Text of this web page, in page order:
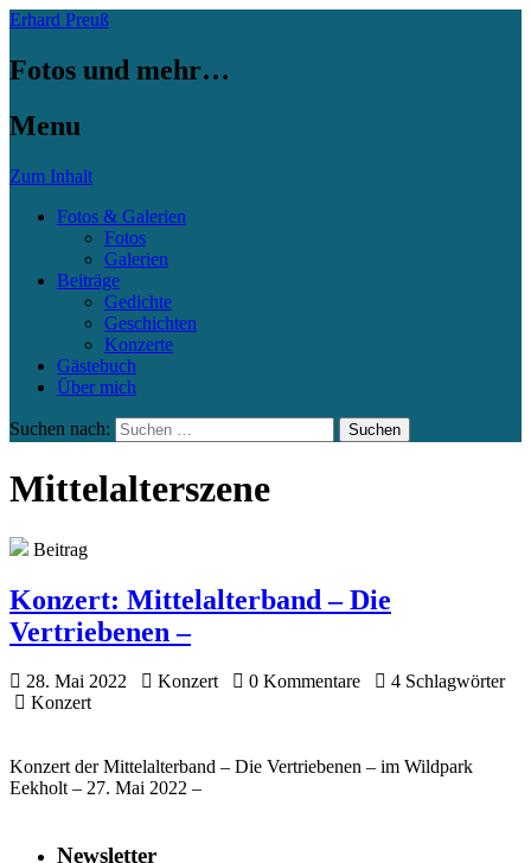
Erhard Preuß
Fotos und mehr…
Menu
Zum Inhalt
Fotos & Galerien
Fotos
Galerien
Beiträge
Gedichte
Geschichten
Konzerte
Gästebuch
Über mich
Suchen nach:
Mittelalterszene
Beitrag
Konzert: Mittelalterband – Die
Vertriebenen –
28. Mai 2022 Konzert 0 Kommentare
4 Schlagwörter
Konzert
Konzert der Mittelalterband – Die Vertriebenen – im Wildpark
Eekholt – 27. Mai 2022 –
Newsletter